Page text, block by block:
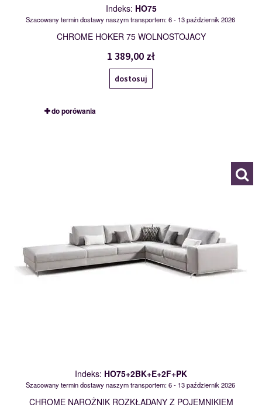
Indeks: HO75
Szacowany termin dostawy naszym transportem: 6 - 13 październik 2026
CHROME HOKER 75 WOLNOSTOJACY
1 389,00 zł
dostosuj
do porówania
Indeks: HO75+2BK+E+2F+PK
Szacowany termin dostawy naszym transportem: 6 - 13 październik 2026
CHROME NAROŻNIK ROZKŁADANY Z POJEMNIKIEM